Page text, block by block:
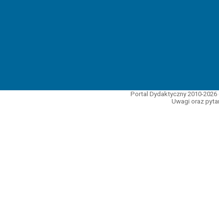
Portal Dydaktyczny 2010-
Uwagi oraz